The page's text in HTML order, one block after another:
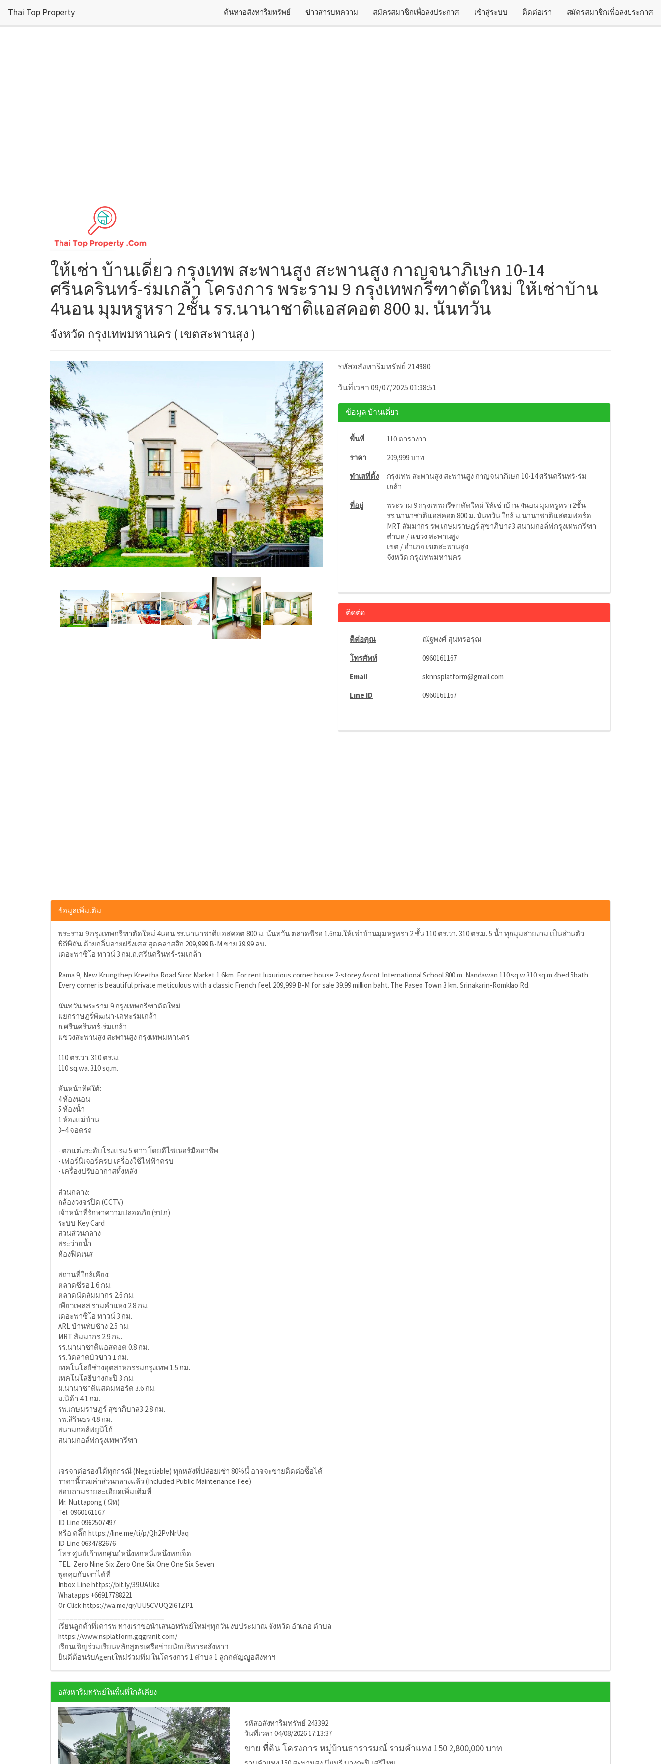
Thai Top Property ค้นหาอสังหาริมทรัพย์ ข่าวสารบทความ สมัครสมาชิกเพื่อลงประกาศ เข้าสู่ระบบ ติดต่อเรา สมัครสมาชิกเพื่อลงประกาศ
ให้เช่า บ้านเดี่ยว กรุงเทพ สะพานสูง สะพานสูง กาญจนาภิเษก 10-14
ศรีนครินทร์-ร่มเกล้า โครงการ พระราม 9 กรุงเทพกรีฑาตัดใหม่ ให้เช่าบ้าน
4นอน มุมหรูหรา 2ชั้น รร.นานาชาติแอสคอต 800 ม. นันทวัน
จังหวัด กรุงเทพมหานคร ( เขตสะพานสูง )
รหัสอสังหาริมทรัพย์ 214980
วันที่เวลา 09/07/2025 01:38:51
ข้อมูล บ้านเดี่ยว
พื้นที่
110 ตารางวา
ราคา
209,999 บาท
ทำเลที่ตั้ง
กรุงเทพ สะพานสูง สะพานสูง กาญจนาภิเษก 10-14 ศรีนครินทร์-ร่ม
เกล้า
ที่อยู่
พระราม 9 กรุงเทพกรีฑาตัดใหม่ ให้เช่าบ้าน 4นอน มุมหรูหรา 2ชั้น
รร.นานาชาติแอสคอต 800 ม. นันทวัน ใกล้ ม.นานาชาติแสตมฟอร์ด
MRT สัมมากร รพ.เกษมราษฎร์ สุขาภิบาล3 สนามกอล์ฟกรุงเทพกรีฑา
ตำบล / แขวง สะพานสูง
เขต / อำเภอ เขตสะพานสูง
จังหวัด กรุงเทพมหานคร
ติดต่อ
ติต่อคุณ
ณัฐพงศ์ สุนทรอรุณ
โทรศัพท์
0960161167
Email
sknnsplatform@gmail.com
Line ID
0960161167
ข้อมูลเพิ่มเติม
พระราม 9 กรุงเทพกรีฑาตัดใหม่ 4นอน รร.นานาชาติแอสคอต 800 ม. นันทวัน ตลาดซีรอ 1.6กม.ให้เช่าบ้านมุมหรูหรา 2 ชั้น 110 ตร.วา. 310 ตร.ม. 5 น้ำ ทุกมุมสวยงาม เป็นส่วนตัว
พิถีพิถัน ด้วยกลิ่นอายฝรั่งเศส สุดคลาสสิก 209,999 B-M ขาย 39.99 ลบ.
เดอะพาซิโอ ทาวน์ 3 กม.ถ.ศรีนครินทร์-ร่มเกล้า
Rama 9, New Krungthep Kreetha Road Siror Market 1.6km. For rent luxurious corner house 2-storey Ascot International School 800 m. Nandawan 110 sq.w.310 sq.m.4bed 5bath
Every corner is beautiful private meticulous with a classic French feel. 209,999 B-M for sale 39.99 million baht. The Paseo Town 3 km. Srinakarin-Romklao Rd.
นันทวัน พระราม 9 กรุงเทพกรีฑาตัดใหม่
แยกราษฎร์พัฒนา-เคหะร่มเกล้า
ถ.ศรีนครินทร์-ร่มเกล้า
แขวงสะพานสูง สะพานสูง กรุงเทพมหานคร
110 ตร.วา. 310 ตร.ม.
110 sq.wa. 310 sq.m.
หันหน้าทิศใต้:
4 ห้องนอน
5 ห้องน้ำ
1 ห้องแม่บ้าน
3–4 จอดรถ
- ตกแต่งระดับโรงแรม 5 ดาว โดยดีไซเนอร์มืออาชีพ
- เฟอร์นิเจอร์ครบ เครื่องใช้ไฟฟ้าครบ
- เครื่องปรับอากาสทั้งหลัง
ส่วนกลาง:
กล้องวงจรปิด (CCTV)
เจ้าหน้าที่รักษาความปลอดภัย (รปภ)
ระบบ Key Card
สวนส่วนกลาง
สระว่ายน้ำ
ห้องฟิตเนส
สถานที่ใกล้เคียง:
ตลาดซีรอ 1.6 กม.
ตลาดนัดสัมมากร 2.6 กม.
เพียวเพลส รามคำแหง 2.8 กม.
เดอะพาซิโอ ทาวน์ 3 กม.
ARL บ้านทับช้าง 2.5 กม.
MRT สัมมากร 2.9 กม.
รร.นานาชาติแอสคอต 0.8 กม.
รร.วัดลาดบัวขาว 1 กม.
เทคโนโลยีช่างอุตสาหกรรมกรุงเทพ 1.5 กม.
เทคโนโลยีบางกะปิ 3 กม.
ม.นานาชาติแสตมฟอร์ด 3.6 กม.
ม.นิด้า 4.1 กม.
รพ.เกษมราษฎร์ สุขาภิบาล3 2.8 กม.
รพ.สิรินธร 4.8 กม.
สนามกอล์ฟยูนิโก้
สนามกอล์ฟกรุงเทพกรีฑา
เจรจาต่อรองได้ทุกกรณี (Negotiable) ทุกหลังที่ปล่อยเช่า 80%นี้ อาจจะขายติดต่อซื้อได้
ราคานี้รวมค่าส่วนกลางแล้ว (Included Public Maintenance Fee)
สอบถามรายละเอียดเพิ่มเติมที่
Mr. Nuttapong ( นัท)
Tel. 0960161167
ID Line 0962507497
หรือ คลิ๊ก https://line.me/ti/p/Qh2PvNrUaq
ID Line 0634782676
โทร ศูนย์เก้าหกศูนย์หนึ่งหกหนึ่งหนึ่งหกเจ็ด
TEL. Zero Nine Six Zero One Six One One Six Seven
พูดคุยกับเราได้ที่
Inbox Line https://bit.ly/39UAUka
Whatapps +66917788221
Or Click https://wa.me/qr/UU5CVUQ2I6TZP1
เรียนลูกค้าที่เคารพ ทางเราขอนำเสนอทรัพย์ใหม่ๆทุกวัน งบประมาณ จังหวัด อำเภอ ตำบล
https://www.nsplatform.gqgranit.com/
เรียนเชิญร่วมเรียนหลักสูตรเครือข่ายนักบริหารอสังหาฯ
ยินดีต้อนรับAgentใหม่ร่วมทีม ในโครงการ 1 ตำบล 1 ลูกกตัญญูอสังหาฯ
อสังหาริมทรัพย์ในพื้นที่ใกล้เคียง
รหัสอสังหาริมทรัพย์ 243392
วันที่เวลา 04/08/2026 17:13:37
ขาย ที่ดิน โครงการ หมู่บ้านธารารมณ์ รามคำแหง 150 2,800,000 บาท